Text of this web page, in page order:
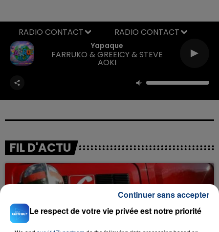
Yapaque
FARRUKO & GREEICY & STEVE
AOKI
RADIO CONTACT
FIL D'ACTU
Le respect de votre vie privée est notre priorité
Continuer sans accepter